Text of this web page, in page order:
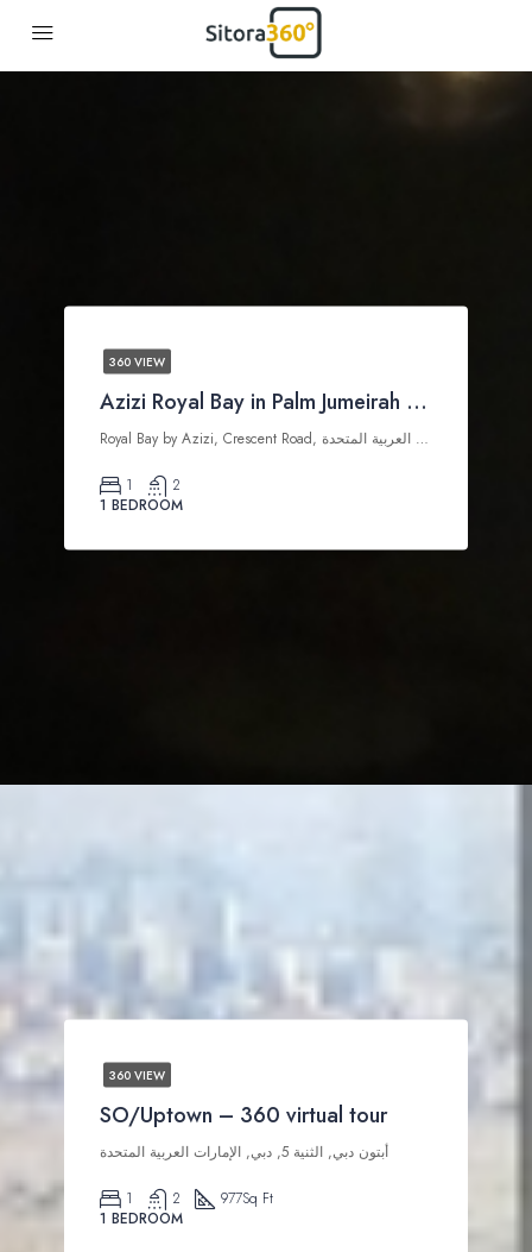
360 VIEW
Azizi Royal Bay in Palm Jumeirah – 360 virtual tour
Royal Bay by Azizi, Crescent Road, نخلة جميرا, دبي, الإمارات العربية المتحدة
1
2
1 BEDROOM
360 VIEW
SO/Uptown – 360 virtual tour
أبتون دبي, الثنية 5, دبي, الإمارات العربية المتحدة
1 2 977Sq Ft
1 BEDROOM